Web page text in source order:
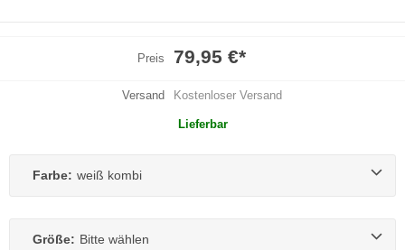
Preis 79,95 €*
Versand Kostenloser Versand
Lieferbar
Farbe: weiß kombi
Größe: Bitte wählen